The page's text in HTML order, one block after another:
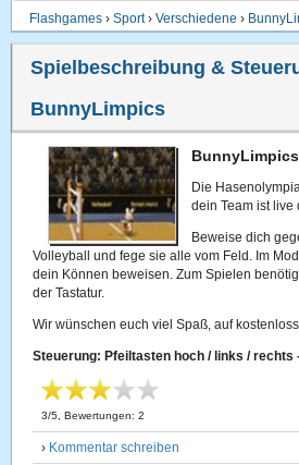
Flashgames ›Sport›Verschiedene ›
Spielbeschreibung &
BunnyLimpics
Die
dein Team ist live
Beweise dich
Volleyball und fege sie alle vom Feld. Im
dein Können beweisen. Zum Spielen
der Tastatur.
Wir wünschen euch viel Spaß, auf
Steuerung: Pfeiltasten hoch / links / rechts
3/5 , Bewertungen:2
› Kommentar schreiben